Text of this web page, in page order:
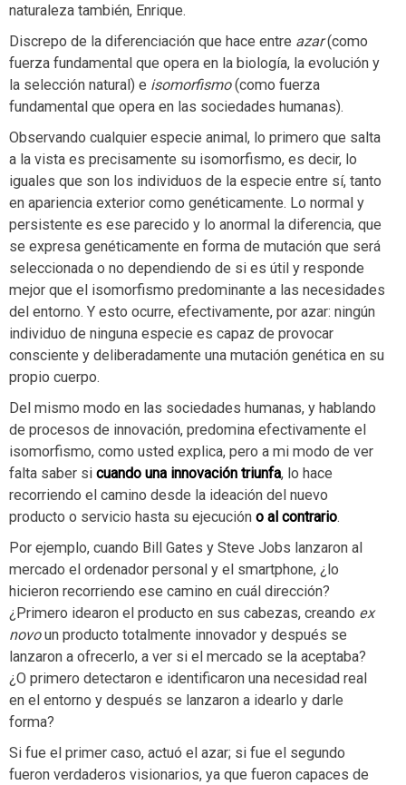
naturaleza también, Enrique.
Discrepo de la diferenciación que hace entre azar(como
fuerza fundamental que opera en la biología, la evolución y
la selección natural) e isomorfismo(como fuerza
fundamental que opera en las sociedades humanas).
Observando cualquier especie animal, lo primero que salta
a la vista es precisamente su isomorfismo, es decir, lo
iguales que son los individuos de la especie entre sí, tanto
en apariencia exterior como genéticamente. Lo normal y
persistente es ese parecido y lo anormal la diferencia, que
se expresa genéticamente en forma de mutación que será
seleccionada o no dependiendo de si es útil y responde
mejor que el isomorfismo predominante a las necesidades
del entorno. Y esto ocurre, efectivamente, por azar: ningún
individuo de ninguna especie es capaz de provocar
consciente y deliberadamente una mutación genética en su
propio cuerpo.
Del mismo modo en las sociedades humanas, y hablando
de procesos de innovación, predomina efectivamente el
isomorfismo, como usted explica, pero a mi modo de ver
falta saber si cuando una innovación triunfa, lo hace
recorriendo el camino desde la ideación del nuevo
producto o servicio hasta su ejecución o al contrario.
Por ejemplo, cuando Bill Gates y Steve Jobs lanzaron al
mercado el ordenador personal y el smartphone, ¿lo
hicieron recorriendo ese camino en cuál dirección?
¿Primero idearon el producto en sus cabezas, creando ex
novoun producto totalmente innovador y después se
lanzaron a ofrecerlo, a ver si el mercado se la aceptaba?
¿O primero detectaron e identificaron una necesidad real
en el entorno y después se lanzaron a idearlo y darle
forma?
Si fue el primer caso, actuó el azar; si fue el segundo
fueron verdaderos visionarios, ya que fueron capaces de